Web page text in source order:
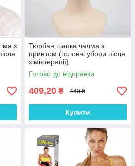
з
Тюрбан шапка чалма з
принтом (головні убори після
хімієтерапії)
Готово до відправки
409,20 ₴ 440 ₴
Купити